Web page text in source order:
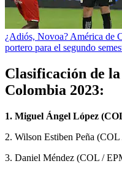
¿Adiós, Novoa? América de
portero para el segundo
Clasificación de
Colombia 2023:
1. Miguel Ángel López
2. Wilson Estiben Peña (COL
3. Daniel Méndez (COL /